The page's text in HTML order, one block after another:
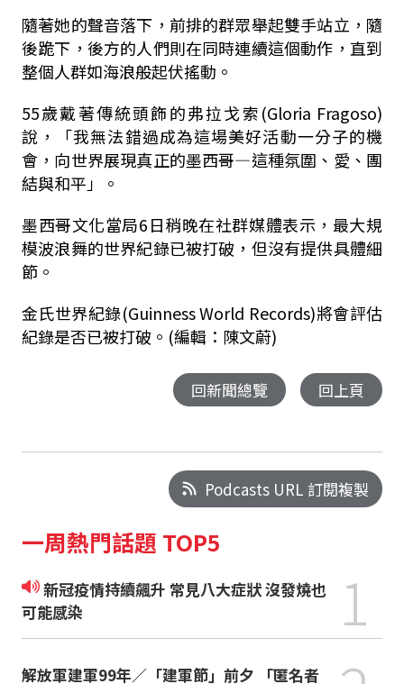
隨著她的聲音落下，前排的群眾舉起雙手站立，隨
後跪下，後方的人們則在同時連續這個動作，直到
整個人群如海浪般起伏搖動。
55歲戴著傳統頭飾的弗拉戈索(Gloria Fragoso)
說，「我無法錯過成為這場美好活動一分子的機
會，向世界展現真正的墨西哥—這種氛圍、愛、團
結與和平」。
墨西哥文化當局6日稍晚在社群媒體表示，最大規
模波浪舞的世界紀錄已被打破，但沒有提供具體細
節。
金氏世界紀錄(Guinness World Records)將會評估
紀錄是否已被打破。(編輯：陳文蔚)
回新聞總覽 回上頁
Podcasts URL 訂閱複製
一周熱門話題 TOP5
新冠疫情持續飆升 常見八大症狀 沒發燒也
可能感染
1
解放軍建軍99年／「建軍節」前夕 「匿名者